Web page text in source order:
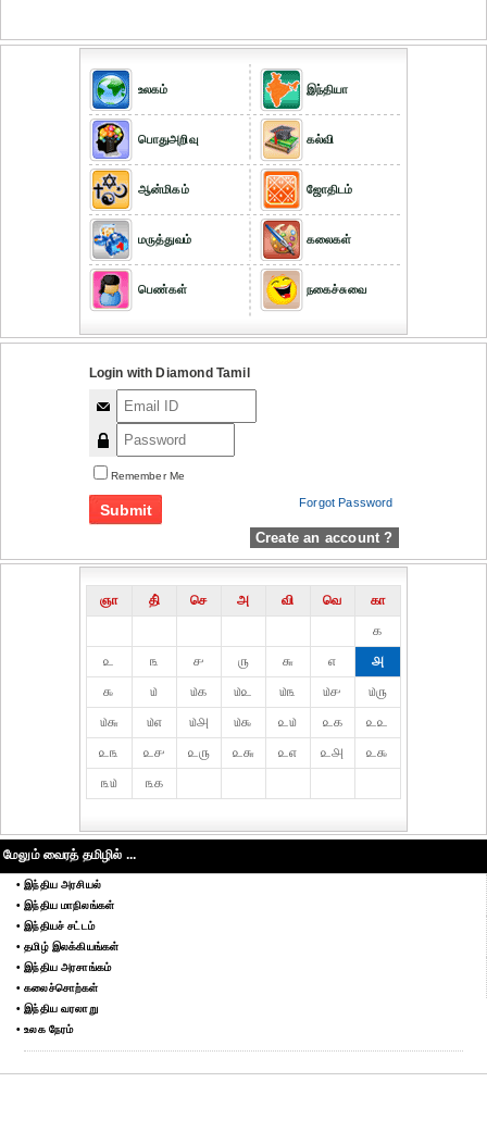
உலகம்
பொதுஅறிவு
ஆன்மிகம்
மருத்துவம்
பெண்கள்
இந்தியா
கல்வி
ஜோதிடம்
கலைகள்
நகைச்சுவை
Login with Diamond Tamil
Remember Me
Forgot Password
Create an account ?
ஞா தி் செ அ வி வெ
கா
௧
௨
௩ ௪ ௫ ௬ ௭
௮
௯
௰ ௰௧ ௰௨ ௰௩ ௰௪
௰௫
௰௬
௰௭ ௰௮ ௰௯ ௨௰ ௨௧
௨௨
௨௩
௨௪ ௨௫ ௨௬ ௨௭ ௨௮
௨௯
௩௰
௩௧
மேலும் வைரத் தமிழில் ...
• இந்திய அரசியல்
• இந்திய மாநிலங்கள்
• இந்தியச் சட்டம்
• தமிழ் இலக்கியங்கள்
• இந்திய அரசாங்கம்
• கலைச்சொற்கள்
• இந்திய வரலாறு
• உலக நேரம்